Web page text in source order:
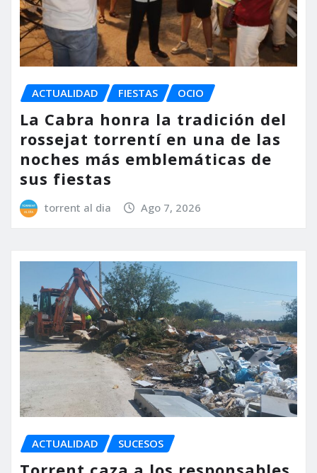
ACTUALIDAD FIESTAS OCIO
La Cabra honra la tradición del
rossejat torrentí en una de las
noches más emblemáticas de
sus fiestas
torrent al dia Ago 7, 2026
ACTUALIDAD SUCESOS